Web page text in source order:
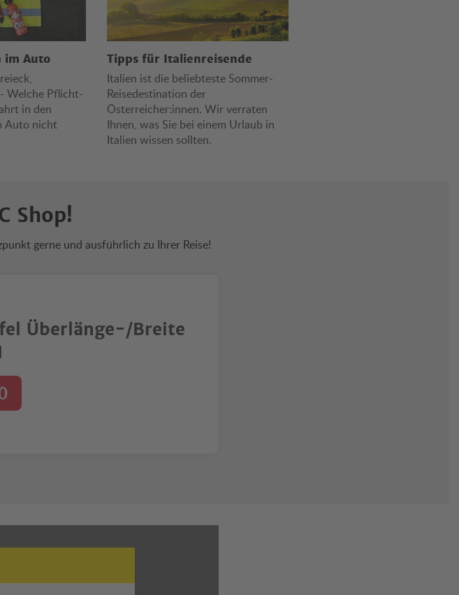
Auto
Welche Pflicht-
in den
Auto nicht
Tipps für Italienreisende
Italien ist die beliebteste Sommer-
Reisedestination der
Österreicher:innen. Wir verraten
Ihnen, was Sie bei einem Urlaub in
Italien wissen sollten.
Shop!
gerne und ausführlich zu Ihrer Reise!
Überlänge-/Breite